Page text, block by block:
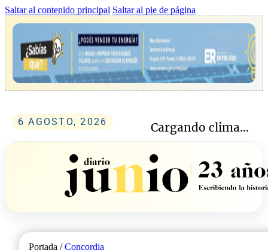
Saltar al contenido principal Saltar al pie de página
6 AGOSTO, 2026 Cargando clima...
Portada /Concordia